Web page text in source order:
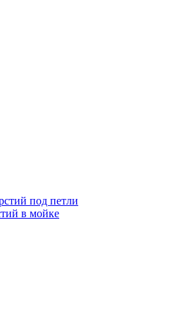
под петли
в мойке